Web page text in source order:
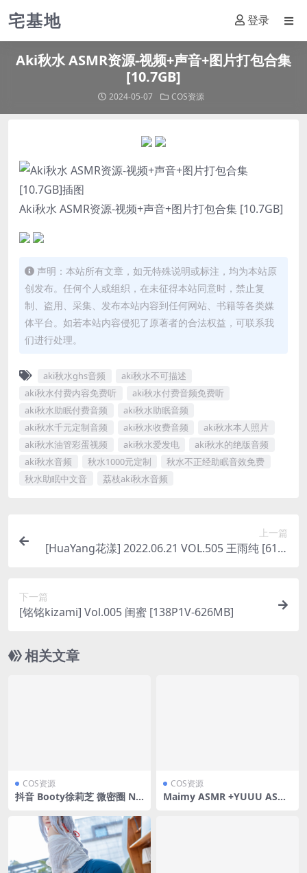
宅基地 登录
Aki秋水 ASMR资源-视频+声音+图片打包合集
[10.7GB]
2024-05-07 COS资源
Aki秋水 ASMR资源-视频+声音+图片打包合集 [10.7GB]
声明：本站所有文章，如无特殊说明或标注，均为本站原
创发布。任何个人或组织，在未征得本站同意时，禁止复
制、盗用、采集、发布本站内容到任何网站、书籍等各类媒
体平台。如若本站内容侵犯了原著者的合法权益，可联系我
们进行处理。
aki秋水ghs音频
aki秋水不可描述
aki秋水付费内容免费听
aki秋水付费音频免费听
aki秋水助眠付费音频
aki秋水助眠音频
aki秋水千元定制音频
aki秋水收费音频
aki秋水本人照片
aki秋水油管彩蛋视频
aki秋水爱发电
aki秋水的绝版音频
aki秋水音频
秋水1000元定制
秋水不正经助眠音效免费
秋水助眠中文音
荔枝aki秋水音频
上一篇
[HuaYang花漾] 2022.06.21 VOL.505 王雨纯 [61P-
下一篇
[铭铭kizami] Vol.005 闺蜜 [138P1V-626MB]
相关文章
COS资源
抖音 Booty徐莉芝 微密圈 N
COS资源
Maimy ASMR +YUUU ASM